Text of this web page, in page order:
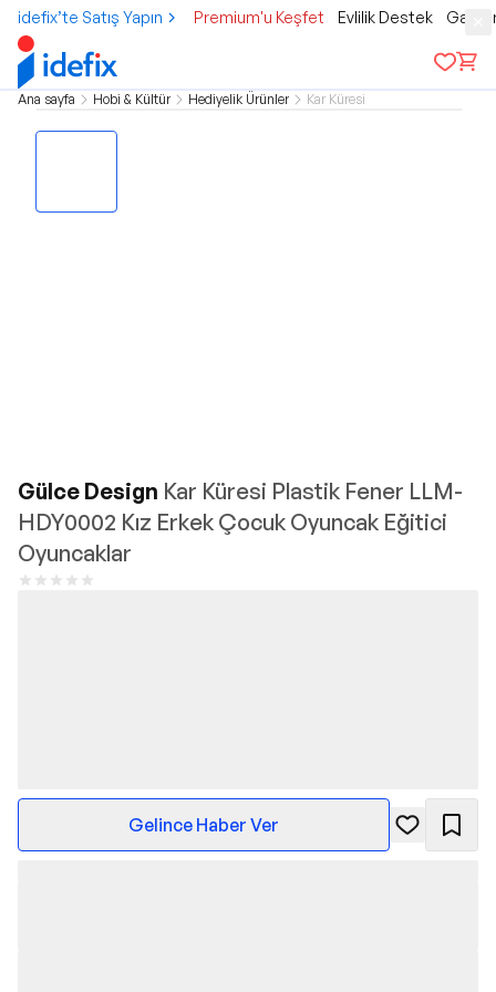
idefix’te Satış Yapın Premium'u Keşfet Evlilik Destek
Ana sayfa Hobi & Kültür Hediyelik Ürünler Kar Küresi
Gülce Design Kar Küresi Plastik Fener LLM-
HDY0002 Kız Erkek Çocuk Oyuncak Eğitici
Oyuncaklar
Gelince Haber Ver